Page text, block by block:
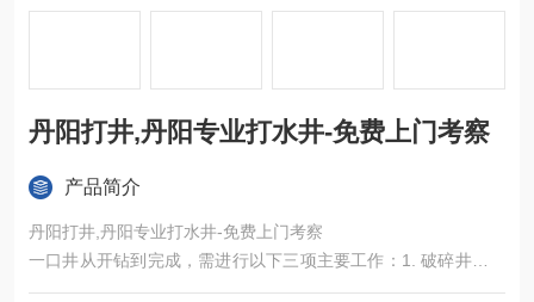
丹阳打井,丹阳专业打水井-免费上门考察
产品简介
丹阳打井,丹阳专业打水井-免费上门考察
一口井从开钻到完成，需进行以下三项主要工作：1. 破碎井底岩
石；2. 将破碎的岩石(即岩屑)运移至地面；3. 巩固井壁(简称固